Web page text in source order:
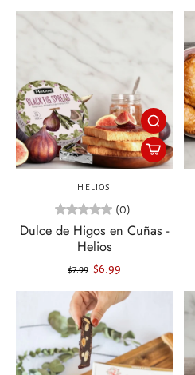
HELIOS
(0)
Dulce de Higos en Cuñas -
Helios
$7.99 $6.99